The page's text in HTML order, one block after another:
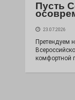
Пусть
23.07.2026
Претендуем
комфортной